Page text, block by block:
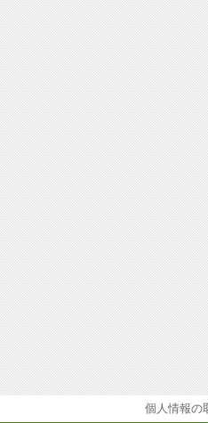
個人情報の